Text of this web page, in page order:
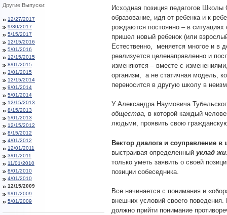
Другие Выпуски:
12/27/2017
9/30/2017
5/15/2017
12/15/2016
5/01/2016
12/15/2015
8/01/2015
3/01/2015
12/15/2014
9/01/2014
5/01/2014
12/15/2013
8/15/2013
5/01/2013
12/15/2012
8/15/2012
4/01/2012
12/01/2011
3/01/2011
11/01/2010
8/01/2010
4/01/2010
12/15/2009
9/01/2009
5/01/2009
Исходная позиция педагогов
образование, идя от ребенка и к
рождаются постоянно – в
пришел новый ребенок (или
Естественно, меняется многое и в
реализуется целенаправленно и
изменяются – вместе с
организм, а не статичная модель,
переносится в другую школу в
У Александра Наумовича
общества, в которой каждый
людьми, проявить свою
Вектор диалога и соуправление
выстраивая определенный уклад
только уметь заявить о своей
позиции собеседника.
Все начинается с понимания и
внешних условий своего
должно прийти понимание